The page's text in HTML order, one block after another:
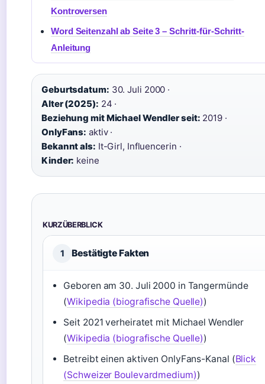
Kontroversen
Word Seitenzahl ab Seite 3 – Schritt-für-Schritt-
Anleitung
Geburtsdatum: 30. Juli 2000 ·
Alter (2025): 24 ·
Beziehung mit Michael Wendler seit: 2019 ·
OnlyFans: aktiv ·
Bekannt als: It-Girl, Influencerin ·
Kinder: keine
KURZÜBERBLICK
1 Bestätigte Fakten
Geboren am 30. Juli 2000 in Tangermünde
(Wikipedia (biografische Quelle))
Seit 2021 verheiratet mit Michael Wendler
(Wikipedia (biografische Quelle))
Betreibt einen aktiven OnlyFans-Kanal (Blick
(Schweizer Boulevardmedium))